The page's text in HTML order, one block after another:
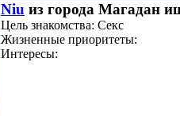
Niu из города Магадан
Цель знакомства: Секс
Жизненные приоритеты:
Интересы: